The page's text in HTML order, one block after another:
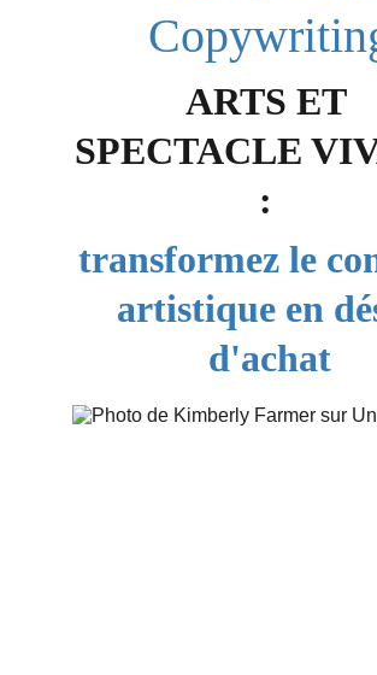
ARTS ET
SPECTACLE
:
transformez le
artistique en
d'achat